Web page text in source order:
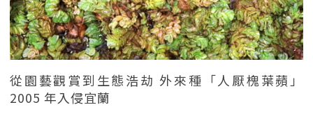
從園藝觀賞到生態浩劫 外來種「人厭槐葉蘋」
2005 年入侵宜蘭